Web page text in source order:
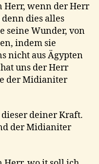
Herr, wenn der Herr
dies alles
seine Wunder, von
indem sie
nicht aus Ägypten
uns der Herr
der Midianiter
dieser deiner Kraft.
der Midianiter